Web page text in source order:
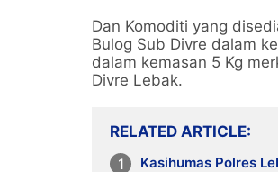
Dan Komoditi yang
Bulog Sub Divre dalam
dalam kemasan 5 Kg
Divre Lebak.
RELATED ARTICLE
Kasihumas Polres